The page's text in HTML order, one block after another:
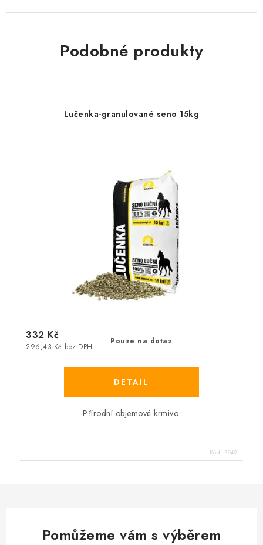
Podobné produkty
Lučenka-granulované seno 15kg
Pouze na dotaz
296,43 Kč bez DPH
332 Kč
Přírodní objemové krmivo.
Kód: 3849
Pomůžeme vám s výběrem